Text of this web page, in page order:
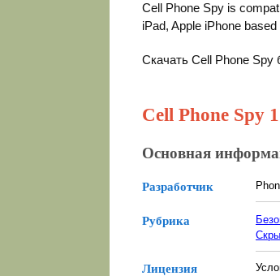
Cell Phone Spy is
iPad, Apple iPhone
Скачать Cell Phone Spy
Cell Phone Spy
Основная
Разработчик
Рубрика
Лицензия